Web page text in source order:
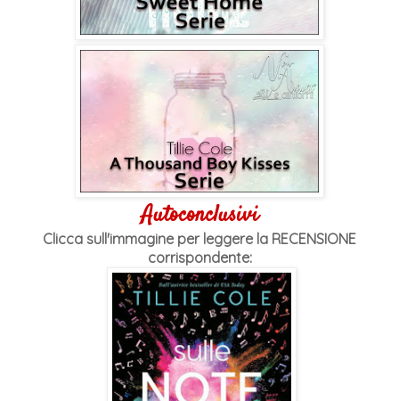
Autoconclusivi
Clicca sull'immagine per leggere la RECENSIONE
corrispondente: